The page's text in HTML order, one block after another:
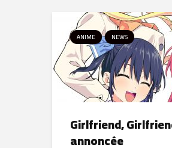
ANIME NEWS
Girlfriend,
annoncée